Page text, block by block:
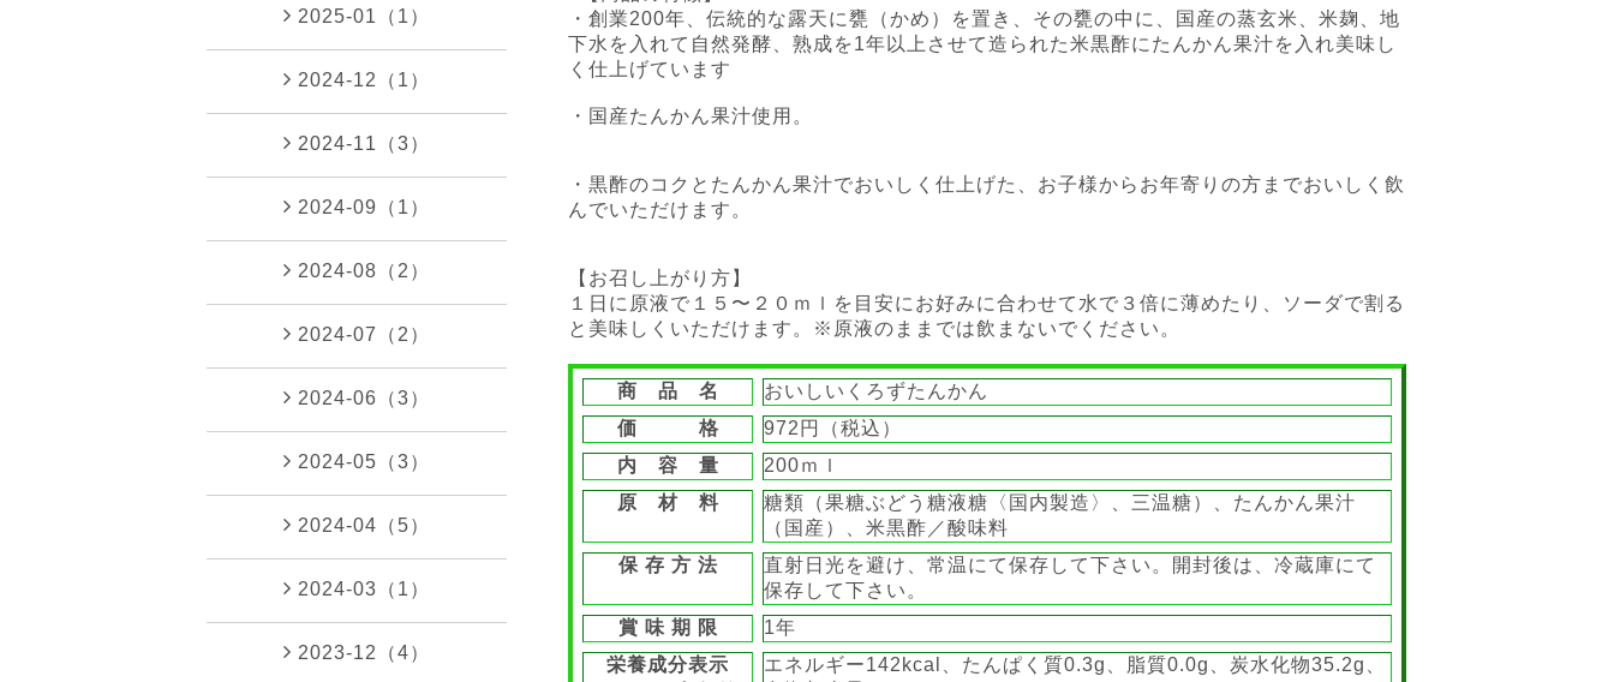
・創業200年、伝統的な露天に甕（かめ）を置き、その甕の中に、国産の蒸玄米、米麹、地
下水を入れて自然発酵、熟成を1年以上させて造られた米黒酢にたんかん果汁を入れ美味し
く仕上げています
・国産たんかん果汁使用。
・黒酢のコクとたんかん果汁でおいしく仕上げた、お子様からお年寄りの方までおいしく飲
んでいただけます。
【お召し上がり方】
１日に原液で１５〜２０ｍｌを目安にお好みに合わせて水で３倍に薄めたり、ソーダで割る
と美味しくいただけます。※原液のままでは飲まないでください。
商 品 名
おいしいくろずたんかん
価 格
972円（税込）
内 容 量
200ｍｌ
原 材 料
糖類（果糖ぶどう糖液糖〈国内製造〉、三温糖）、たんかん果汁
（国産）、米黒酢／酸味料
保 存 方 法
直射日光を避け、常温にて保存して下さい。開封後は、冷蔵庫にて
保存して下さい。
賞 味 期 限
1年
栄養成分表示
エネルギー142kcal、たんぱく質0.3g、脂質0.0g、炭水化物35.2g、
2025-01（1）
2024-12（1）
2024-11（3）
2024-09（1）
2024-08（2）
2024-07（2）
2024-06（3）
2024-05（3）
2024-04（5）
2024-03（1）
2023-12（4）